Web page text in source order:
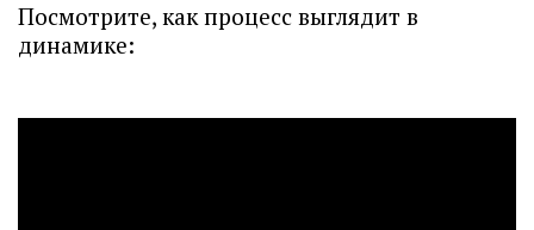
Посмотрите, как процесс выглядит в
динамике: